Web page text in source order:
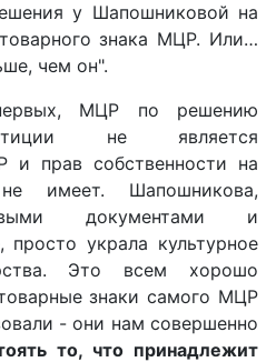
у Шапошниковой на
знака МЦР. Или…
чем он".
МЦР по решению
не является
и прав собственности на
имеет. Шапошникова,
документами и
просто украла культурное
Это всем хорошо
знаки самого МЦР
- они нам совершенно
то, что принадлежит